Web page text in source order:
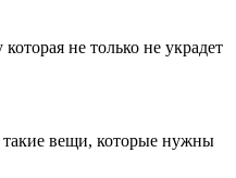
не только не украдет
такие вещи, которые нужны